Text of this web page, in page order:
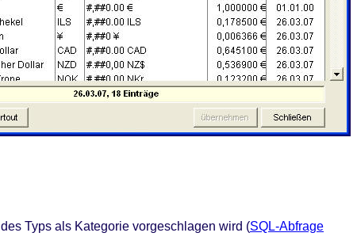
Typs als Kategorie vorgeschlagen wird (SQL-Abfrage